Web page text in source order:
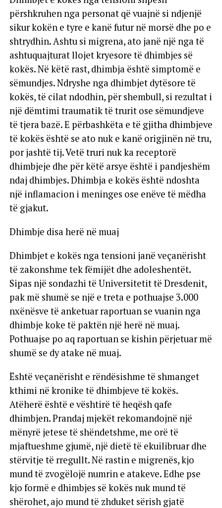
përshkruhen nga personat që vuajnë si ndjenjë
sikur kokën e tyre e kanë futur në morsë dhe po e
shtrydhin. Ashtu si migrena, ato janë një nga të
ashtuquajturat llojet kryesore të dhimbjes së
kokës. Në këtë rast, dhimbja është simptomë e
sëmundjes. Ndryshe nga dhimbjet dytësore të
kokës, të cilat ndodhin, për shembull, si rezultat i
një dëmtimi traumatik të trurit ose sëmundjeve
të tjera bazë. E përbashkëta e të gjitha dhimbjeve
të kokës është se ato nuk e kanë origjinën në tru,
por jashtë tij. Vetë truri nuk ka receptorë
dhimbjeje dhe për këtë arsye është i pandjeshëm
ndaj dhimbjes. Dhimbja e kokës është ndoshta
një inflamacion i meninges ose enëve të mëdha
të gjakut.
Dhimbje disa herë në muaj
Dhimbjet e kokës nga tensioni janë veçanërisht
të zakonshme tek fëmijët dhe adoleshentët.
Sipas një sondazhi të Universitetit të Dresdenit,
pak më shumë se një e treta e pothuajse 3.000
nxënësve të anketuar raportuan se vuanin nga
dhimbje koke të paktën një herë në muaj.
Pothuajse po aq raportuan se kishin përjetuar më
shumë se dy atake në muaj.
Është veçanërisht e rëndësishme të shmanget
kthimi në kronike të dhimbjeve të kokës.
Atëherë është e vështirë të heqësh qafe
dhimbjen. Prandaj mjekët rekomandojnë një
mënyrë jetese të shëndetshme, me orë të
mjaftueshme gjumë, një dietë të ekuilibruar dhe
stërvitje të rregullt. Në rastin e migrenës, kjo
mund të zvogëlojë numrin e atakeve. Edhe pse
kjo formë e dhimbjes së kokës nuk mund të
shërohet, ajo mund të zhduket sërish gjatë